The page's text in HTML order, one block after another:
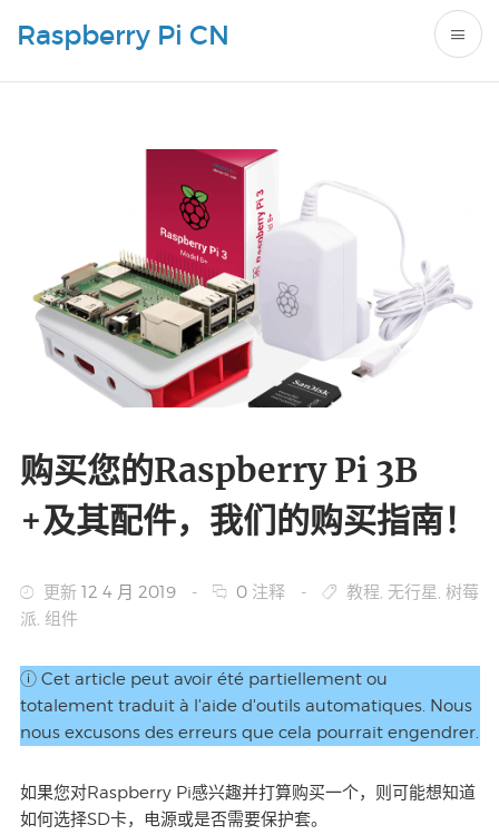
Raspberry Pi CN
购买您的Raspberry Pi 3B
+及其配件，我们的购买指南！
更新 12 4 月 2019 - 0注释 - 教程, 无行星, 树莓
派, 组件
ⓘ Cet article peut avoir été partiellement ou
totalement traduit à l'aide d'outils automatiques. Nous
nous excusons des erreurs que cela pourrait engendrer.
如果您对Raspberry Pi感兴趣并打算购买一个，则可能想知道
如何选择SD卡，电源或是否需要保护套。